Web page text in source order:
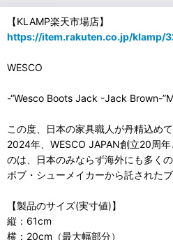
【KLAMP楽天市場店】
https://item.rakuten.co.jp/klamp/
WESCO
-“Wesco Boots Jack -Jack Brown-
この度、日本の家具職人が丹精込め
2024年、WESCO JAPAN創立20周
のは、日本のみならず海外にも多く
ボブ・シューメイカーから託された
【製品のサイズ(実寸値)】
縦：61cm
横：20cm（最大幅部分）